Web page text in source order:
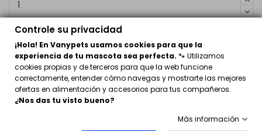
termometro tetra
Controle su privacidad
¡Hola! En Vanypets usamos cookies para que la
experiencia de tu mascota sea perfecta. 🐾 Utilizamos
cookies propias y de terceros para que la web funcione
correctamente, entender cómo navegas y mostrarte las mejores
ofertas en alimentación y accesorios para tus compañeros.
¿Nos das tu visto bueno?
Más información